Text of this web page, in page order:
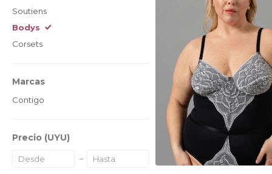
Soutiens
Bodys
Corsets
Marcas
Contigo
Precio (UYU)